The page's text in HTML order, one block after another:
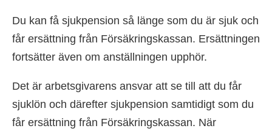
Du kan få sjukpension så länge som du är sjuk och
får ersättning från Försäkringskassan. Ersättningen
fortsätter även om anställningen upphör.
Det är arbetsgivarens ansvar att se till att du får
sjuklön och därefter sjukpension samtidigt som du
får ersättning från Försäkringskassan. När